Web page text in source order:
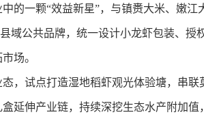
一颗“效益新星”，与镇赉大米、嫩江
域公共品牌，统一设计小龙虾包装、授
场。
试点打造湿地稻虾观光体验塘，串联
延伸产业链，持续深挖生态水产附加